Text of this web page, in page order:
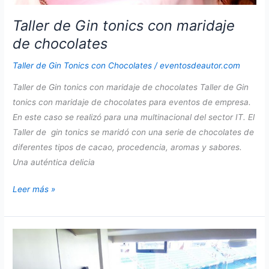
Taller de Gin tonics con maridaje
de chocolates
Taller de Gin Tonics con Chocolates /eventosdeautor.com
Taller de Gin tonics con maridaje de chocolates Taller de Gin
tonics con maridaje de chocolates para eventos de empresa.
En este caso se realizó para una multinacional del sector IT. El
Taller de gin tonics se maridó con una serie de chocolates de
diferentes tipos de cacao, procedencia, aromas y sabores.
Una auténtica delicia
Taller
Gin
Leer más »